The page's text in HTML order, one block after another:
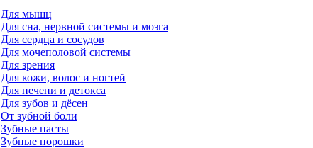
Для мышц
Для сна, нервной системы и мозга
Для сердца и сосудов
Для мочеполовой системы
Для зрения
Для кожи, волос и ногтей
Для печени и детокса
Для зубов и дёсен
От зубной боли
Зубные пасты
Зубные порошки